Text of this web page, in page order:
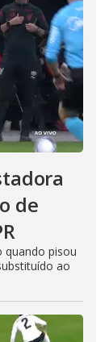
de
quando pisou
ao